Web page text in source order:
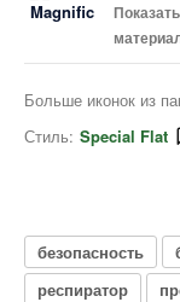
Больше иконок из
Стиль: Special Flat
безопасность
респиратор